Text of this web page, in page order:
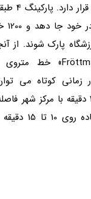
روبروی
پارک شوند. از
زمانی کوتاه می
ایستگاه حدود 16 دقیقه با مرکز
در آن با یک